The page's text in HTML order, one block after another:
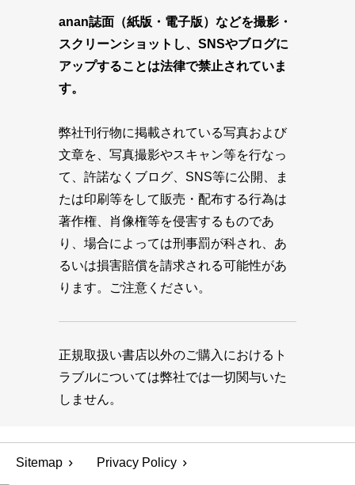
anan誌面（紙版・電子版）などを撮影・
スクリーンショットし、SNSやブログに
アップすることは法律で禁止されていま
す。
弊社刊行物に掲載されている写真および
文章を、写真撮影やスキャン等を行なっ
て、許諾なくブログ、SNS等に公開、ま
たは印刷等をして販売・配布する行為は
著作権、肖像権等を侵害するものであ
り、場合によっては刑事罰が科され、あ
るいは損害賠償を請求される可能性があ
ります。ご注意ください。
正規取扱い書店以外のご購入におけるト
ラブルについては弊社では一切関与いた
しません。
Sitemap Privacy Policy